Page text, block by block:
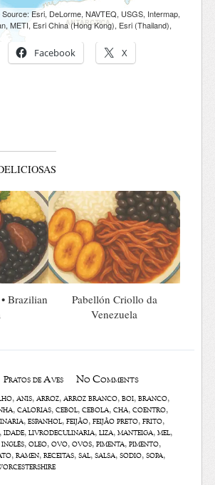
Pratos de Aves No Comments
,anis,arroz,arroz branco,boi,branco,
,calorias,cebol,cebola,chá,coentro,
,espanhol,feijão,feijão preto,frito,
idade,livrodeculinaria,liza,manteiga,mel,
,óleo,ovo,ovos,pimenta,pimento,
,ramen,receitas,sal,salsa,sódio,sopa,
Facebook X
Brazilian
Pabellón Criollo da
Venezuela